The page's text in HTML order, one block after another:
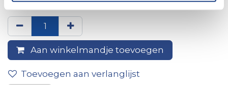
Aan winkelmandje toevoegen
Toevoegen aan verlanglijst